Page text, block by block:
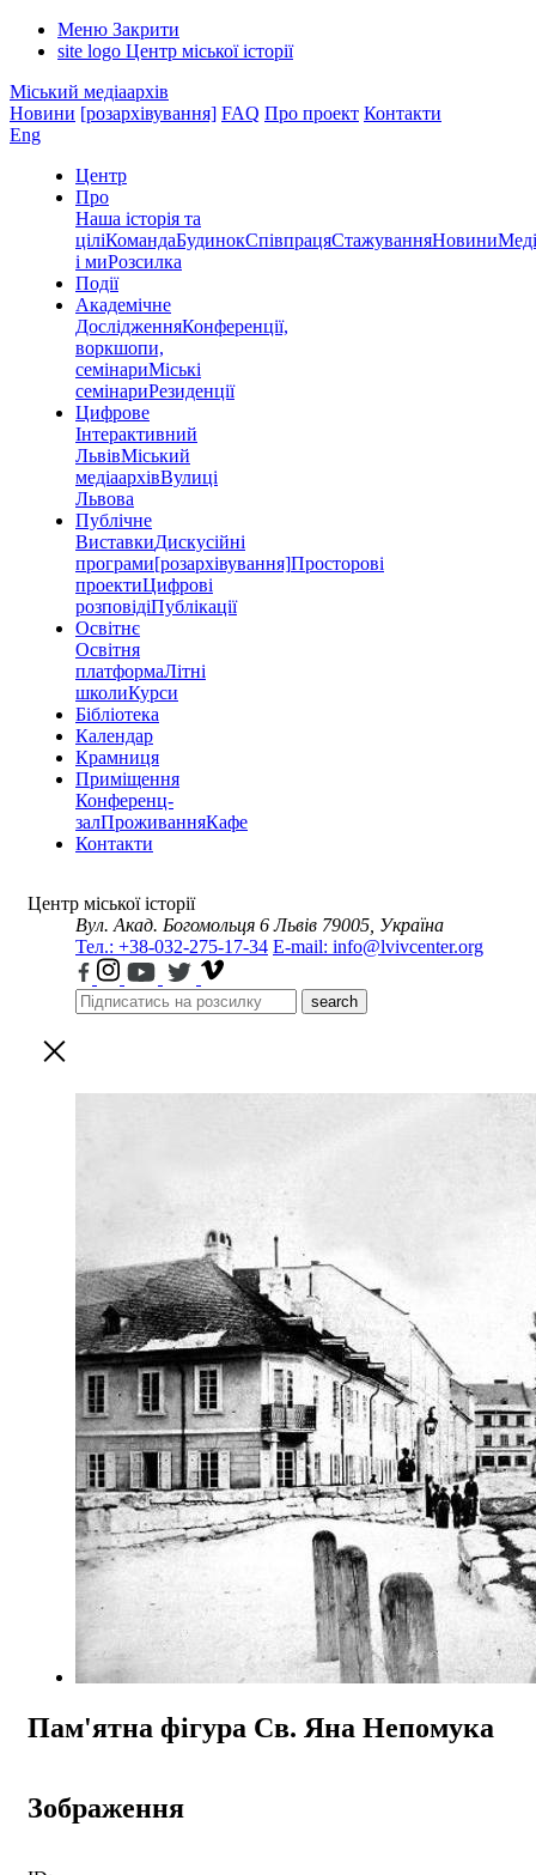
Меню Закрити
site logo Центр міської історії
Міський медіаархів
Новини [розархівування] FAQ Про проект Контакти
Eng
Центр
Про
Наша історія та
ціліКомандаБудинокСпівпрацяСтажуванняНовини
і миРозсилка
Події
Академічне
ДослідженняКонференції,
воркшопи,
семінариМіські
семінариРезиденції
Цифрове
Інтерактивний
ЛьвівМіський
медіаархівВулиці
Львова
Публічне
ВиставкиДискусійні
програми[розархівування]Просторові
проектиЦифрові
розповідіПублікації
Освітнє
Освітня
платформаЛітні
школиКурси
Бібліотека
Календар
Крамниця
Приміщення
Конференц-
залПроживанняКафе
Контакти
Центр міської історії
Вул. Акад. Богомольця 6 Львів 79005, Україна
Тел.: +38-032-275-17-34 E-mail: info@lvivcenter.org
search
Пам'ятна фігура Св. Яна Непомука
Зображення